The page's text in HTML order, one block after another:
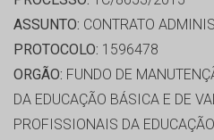
ASSUNTO: CONTRATO
PROTOCOLO: 1596478
ORGÃO: FUNDO DE
DA EDUCAÇÃO BÁSICA E DE
PROFISSIONAIS DA